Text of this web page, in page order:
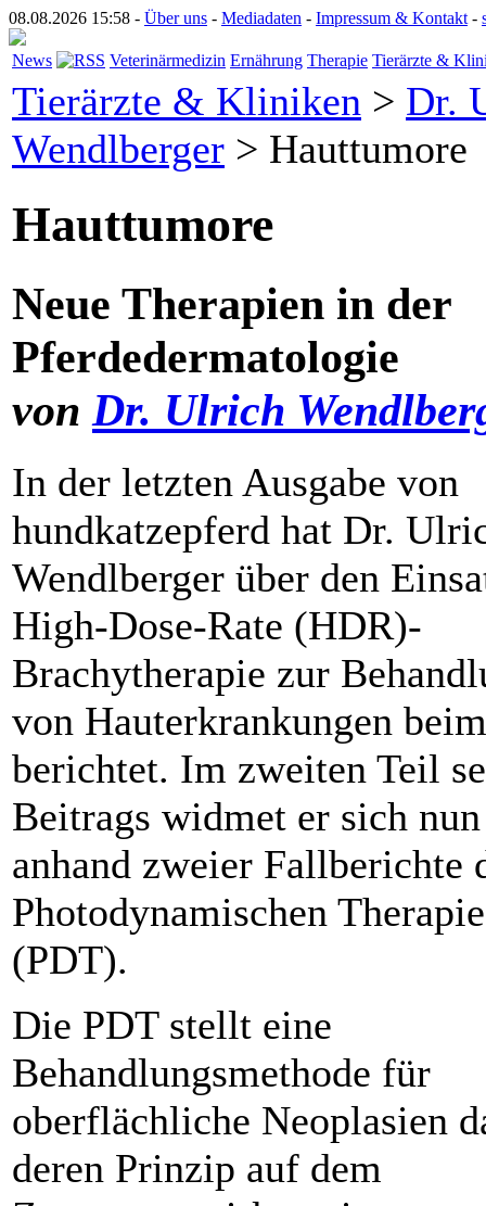
08.08.2026 15:58 - Über uns - Mediadaten - Impressum & Kontakt -
News Veterinärmedizin Ernährung Therapie Tierärzte &
Tierärzte & Kliniken > Dr.
Wendlberger > Hauttumore
Hauttumore
Neue Therapien in der
Pferdedermatologie
von Dr. Ulrich
In der letzten Ausgabe von
hundkatzepferd hat Dr.
Wendlberger über den
High-Dose-Rate (HDR)-
Brachytherapie zur
von Hauterkrankungen
berichtet. Im zweiten Teil
Beitrags widmet er sich nun
anhand zweier Fallberichte
Photodynamischen Therapie
(PDT).
Die PDT stellt eine
Behandlungsmethode für
oberflächliche Neoplasien
deren Prinzip auf dem